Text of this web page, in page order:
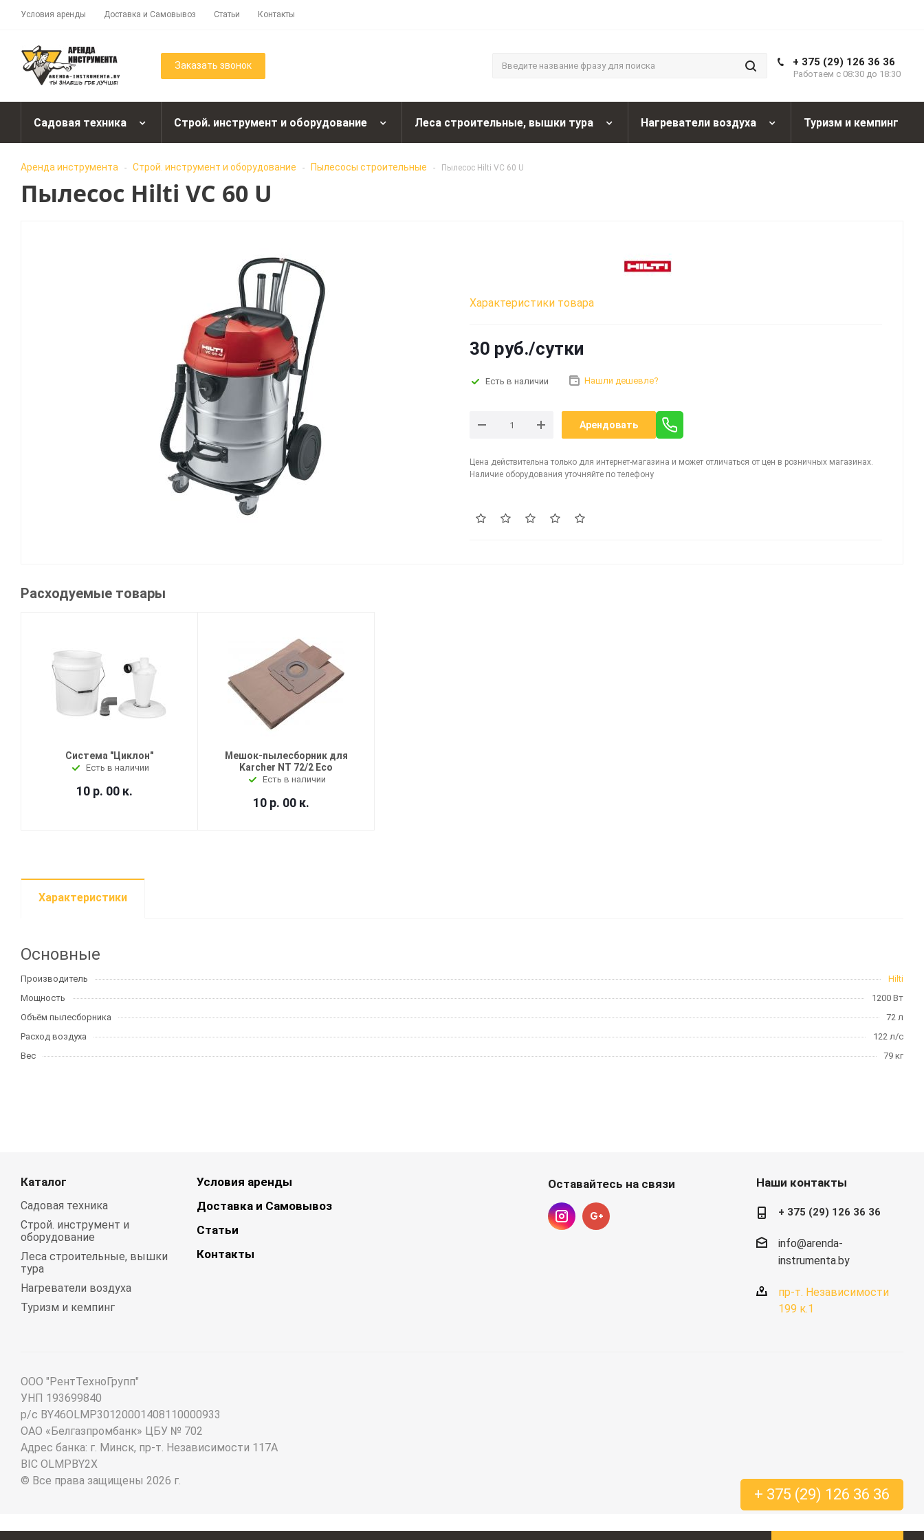
Условия аренды Доставка и Самовывоз Статьи Контакты
Заказать звонок + 375 (29) 126 36 36
+ 375 (29) 126 36 36
Работаем с 08:30 до 18:30
Садовая техника Строй. инструмент и оборудование Леса строительные, вышки тура Нагреватели воздуха Туризм и кемпинг
Аренда инструмента - Строй. инструмент и оборудование - Пылесосы строительные - Пылесос Hilti VC 60 U
Пылесос Hilti VC 60 U
Характеристики товара
30 руб./сутки
Есть в наличии Нашли дешевле?
Арендовать
Цена действительна только для интернет-магазина и может отличаться от цен в розничных магазинах.
Наличие оборудования уточняйте по телефону
Расходуемые товары
Система "Циклон"
Есть в наличии
10 р. 00 к.
Мешок-пылесборник для
Karcher NT 72/2 Eco
Есть в наличии
10 р. 00 к.
Характеристики
Основные
Производитель
Hilti
Мощность
1200 Вт
Объём пылесборника
72 л
Расход воздуха
122 л/с
Вес
79 кг
Каталог
Садовая техника
Строй. инструмент и
оборудование
Леса строительные, вышки
тура
Нагреватели воздуха
Туризм и кемпинг
Условия аренды
Доставка и Самовывоз
Статьи
Контакты
Оставайтесь на связи Наши контакты
+ 375 (29) 126 36 36
info@arenda-
instrumenta.by
пр-т. Независимости
199 к.1
ООО "РентТехноГрупп"
УНП 193699840
р/с BY46OLMP30120001408110000933
ОАО «Белгазпромбанк» ЦБУ № 702
Адрес банка: г. Минск, пр-т. Независимости 117А
BIC OLMPBY2X
© Все права защищены 2026 г.
+ 375 (29) 126 36 36